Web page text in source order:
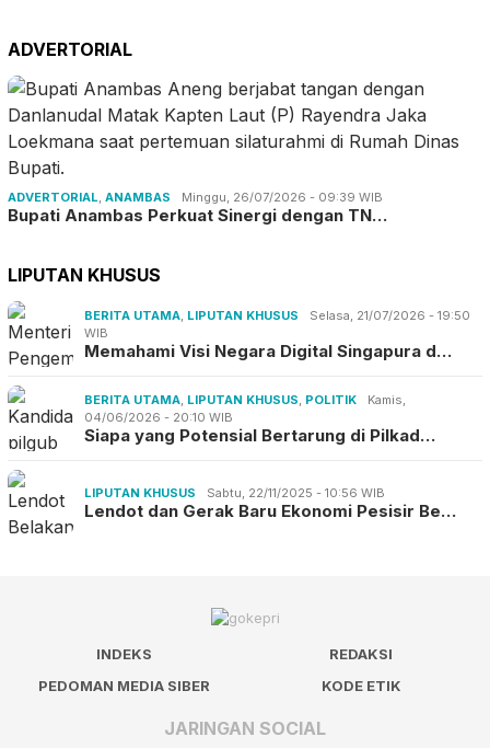
ADVERTORIAL
ADVERTORIAL ANAMBAS Minggu, 26/07/2026 - 09:39 WIB
Bupati Anambas Perkuat Sinergi dengan TN…
LIPUTAN KHUSUS
BERITA UTAMA LIPUTAN KHUSUS
Selasa, 21/07/2026 - 19:50
WIB
Memahami Visi Negara Digital Singapura d…
BERITA UTAMA LIPUTAN KHUSUS POLITIK
Kamis,
04/06/2026 - 20:10 WIB
Siapa yang Potensial Bertarung di Pilkad…
LIPUTAN KHUSUS Sabtu, 22/11/2025 - 10:56 WIB
Lendot dan Gerak Baru Ekonomi Pesisir Be…
INDEKS
REDAKSI
PEDOMAN MEDIA SIBER
KODE ETIK
JARINGAN SOCIAL